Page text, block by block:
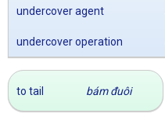
undercover agent
undercover operation
to tail bám đuôi